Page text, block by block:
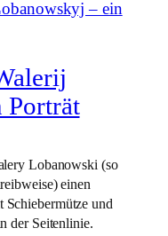
Porträt
Lobanowski (so
einen
und
der Seitenlinie.